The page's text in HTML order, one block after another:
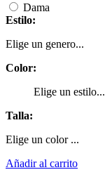
Dama
Estilo:
Elige un genero...
Color:
Elige un estilo...
Talla:
Elige un color ...
Añadir al carrito